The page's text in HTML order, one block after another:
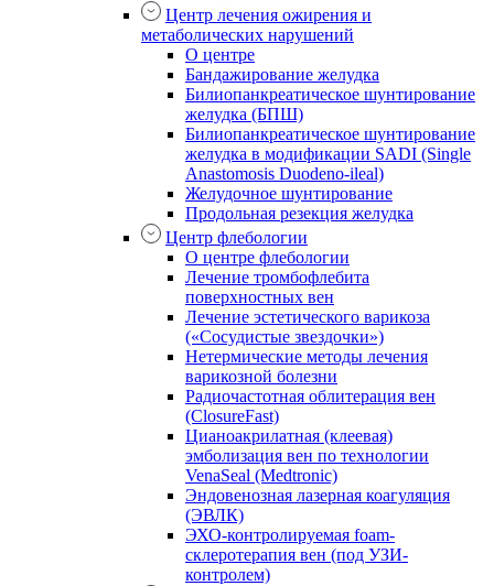
Центр лечения ожирения и
метаболических нарушений
О центре
Бандажирование желудка
Билиопанкреатическое шунтирование
желудка (БПШ)
Билиопанкреатическое шунтирование
желудка в модификации SADI (Single
Anastomosis Duodeno-ileal)
Желудочное шунтирование
Продольная резекция желудка
Центр флебологии
О центре флебологии
Лечение тромбофлебита
поверхностных вен
Лечение эстетического варикоза
(«Сосудистые звездочки»)
Нетермические методы лечения
варикозной болезни
Радиочастотная облитерация вен
(ClosureFast)
Цианоакрилатная (клеевая)
эмболизация вен по технологии
VenaSeal (Medtronic)
Эндовенозная лазерная коагуляция
(ЭВЛК)
ЭХО-контролируемая foam-
склеротерапия вен (под УЗИ-
контролем)